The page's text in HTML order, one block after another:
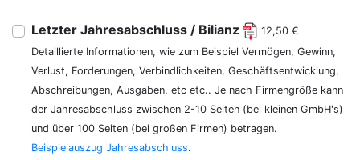
Letzter Jahresabschluss / Bilianz
12,50 €
Detaillierte Informationen, wie zum Beispiel Vermögen, Gewinn,
Verlust, Forderungen, Verbindlichkeiten, Geschäftsentwicklung,
Abschreibungen, Ausgaben, etc etc.. Je nach Firmengröße kann
der Jahresabschluss zwischen 2-10 Seiten (bei kleinen GmbH's)
und über 100 Seiten (bei großen Firmen) betragen.
Beispielauszug Jahresabschluss.